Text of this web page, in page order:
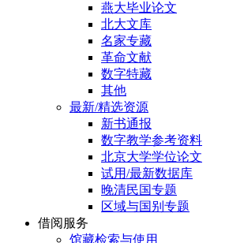
燕大毕业论文
北大文库
名家专藏
革命文献
数字特藏
其他
最新/精选资源
新书通报
数字教学参考资料
北京大学学位论文
试用/最新数据库
晚清民国专题
区域与国别专题
借阅服务
馆藏检索与使用